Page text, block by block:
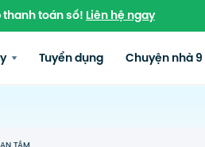
toán số!Liên hệ ngay
Tuyển dụng Chuyện nhà 9